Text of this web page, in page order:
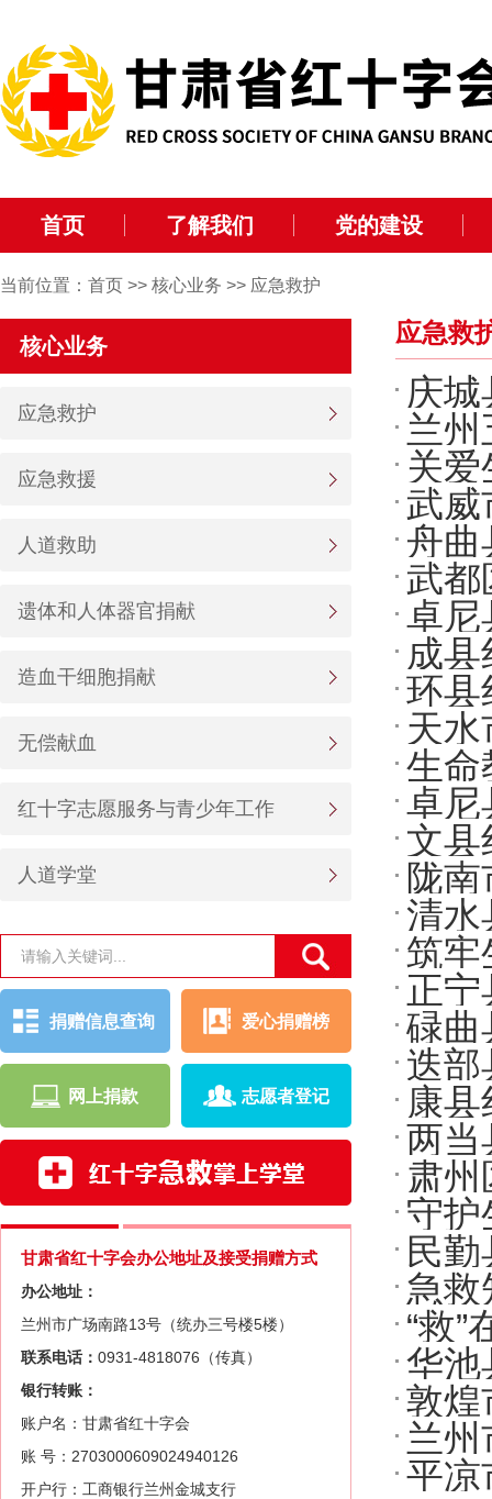
首页 了解我们 党的建设
当前位置： 首页 >> 核心业务 >> 应急救护
核心业务
应急救护
应急救援
人道救助
遗体和人体器官捐献
造血干细胞捐献
无偿献血
红十字志愿服务与青少年工作
人道学堂
捐赠信息查询 爱心捐赠榜
网上捐款 志愿者登记
甘肃省红十字会办公地址及接受捐赠方式
办公地址：
兰州市广场南路13号（统办三号楼5楼）
联系电话： 0931-4818076（传真）
银行转账：
账户名：甘肃省红十字会
账 号：2703000609024940126
开户行：工商银行兰州金城支行
应急救
庆城
员培
兰州
关
市卫
武
现场
舟曲
训
武都
应急
卓尼
护校
成县
环县
护培
天水
生命
急救
卓尼
文
援能
陇
线
清水
培训
筑
展应
正宁
碌曲
迭部
康
护培
两当
培训
肃州
守
千名
民
动
急
里铺
“救
安共
华池
敦煌
兰
平凉